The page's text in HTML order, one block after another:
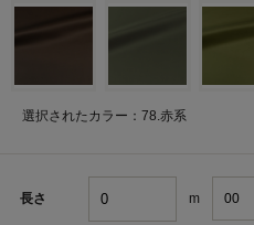
選択されたカラー：78.赤系
長さ m